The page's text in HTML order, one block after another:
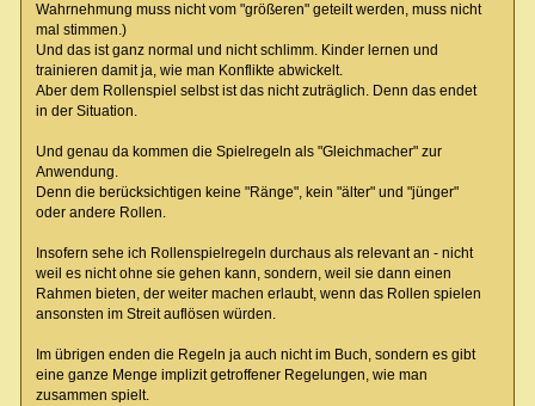
Wahrnehmung muss nicht vom "größeren" geteilt werden, muss nicht
mal stimmen.)
Und das ist ganz normal und nicht schlimm. Kinder lernen und
trainieren damit ja, wie man Konflikte abwickelt.
Aber dem Rollenspiel selbst ist das nicht zuträglich. Denn das endet
in der Situation.
Und genau da kommen die Spielregeln als "Gleichmacher" zur
Anwendung.
Denn die berücksichtigen keine "Ränge", kein "älter" und "jünger"
oder andere Rollen.
Insofern sehe ich Rollenspielregeln durchaus als relevant an - nicht
weil es nicht ohne sie gehen kann, sondern, weil sie dann einen
Rahmen bieten, der weiter machen erlaubt, wenn das Rollen spielen
ansonsten im Streit auflösen würden.
Im übrigen enden die Regeln ja auch nicht im Buch, sondern es gibt
eine ganze Menge implizit getroffener Regelungen, wie man
zusammen spielt.